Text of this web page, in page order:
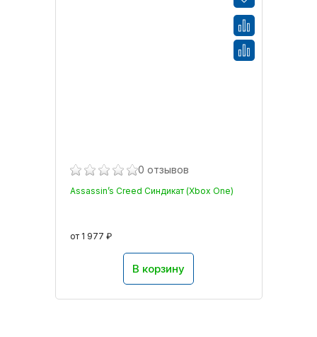
0 отзывов
Assassin’s Creed Синдикат (Xbox One)
от 1 977 ₽
В корзину